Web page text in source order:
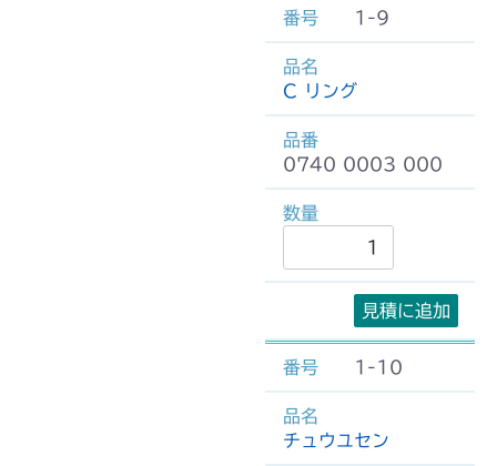
1-9
C リング
0740 0003 000
見積に追加
1-10
チュウユセン